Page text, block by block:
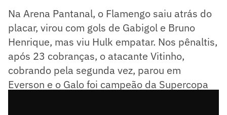
Na Arena Pantanal, o Flamengo saiu atrás do
placar, virou com gols de Gabigol e Bruno
Henrique, mas viu Hulk empatar. Nos pênaltis,
após 23 cobranças, o atacante Vitinho,
cobrando pela segunda vez, parou em
Everson e o Galo foi campeão da Supercopa